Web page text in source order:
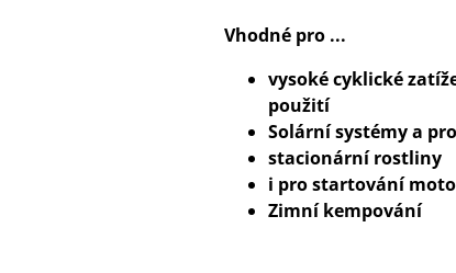
Vhodné pro ...
vysoké cyklické
použití
Solární systémy a
stacionární rostliny
i pro startování
Zimní kempování